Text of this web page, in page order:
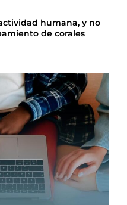
humana, y no
de corales